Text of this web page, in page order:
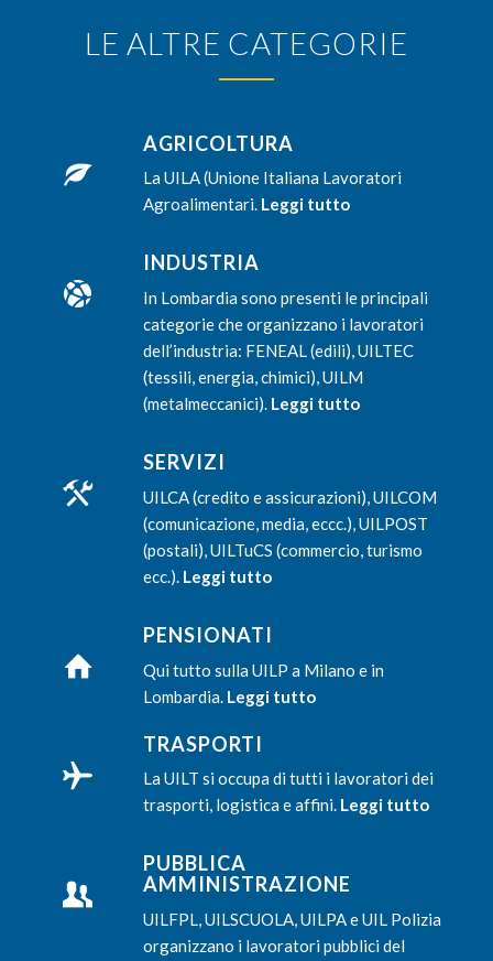
LE ALTRE CATEGORIE
AGRICOLTURA
La UILA (Unione Italiana Lavoratori
Agroalimentari.Leggi tutto
INDUSTRIA
In Lombardia sono presenti le principali
categorie che organizzano i lavoratori
dell’industria: FENEAL (edili), UILTEC
(tessili, energia, chimici), UILM
(metalmeccanici). Leggi tutto
SERVIZI
UILCA (credito e assicurazioni), UILCOM
(comunicazione, media, eccc.), UILPOST
(postali), UILTuCS (commercio, turismo
ecc.). Leggi tutto
PENSIONATI
Qui tutto sulla UILP a Milano e in
Lombardia. Leggi tutto
TRASPORTI
La UILT si occupa di tutti i lavoratori dei
trasporti, logistica e affini. Leggi tutto
PUBBLICA
AMMINISTRAZIONE
UILFPL, UILSCUOLA, UILPA e UIL Polizia
organizzano i lavoratori pubblici del